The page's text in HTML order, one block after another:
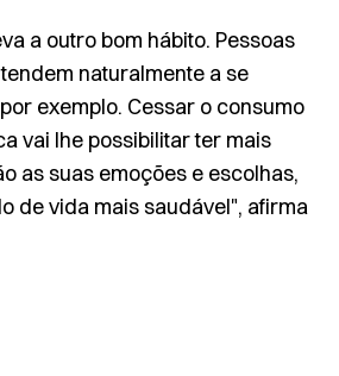
a outro bom hábito. Pessoas
naturalmente a se
exemplo. Cessar o consumo
vai lhe possibilitar ter mais
as suas emoções e escolhas,
de vida mais saudável", afirma